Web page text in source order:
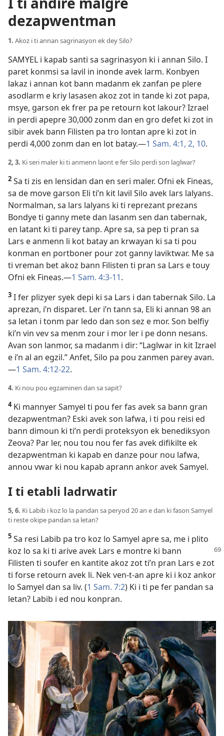
dezapwentman
1. Akoz i ti annan sagrinasyon ek dey Silo?
SAMYEL i kapab santi sa sagrinasyon ki i annan Silo. I
paret konmsi sa lavil in inonde avek larm. Konbyen
lakaz i annan kot bann madanm ek zanfan pe plere
asodlarm e kriy lasasen akoz zot in tande ki zot papa,
msye, garson ek frer pa pe retourn kot lakour? Izrael
in perdi apepre 30,000 zonm dan en gro defet ki zot in
sibir avek bann Filisten pa tro lontan apre ki zot in
perdi 4,000 zonm dan en lot batay.​—1 Sam. 4:1, 2, 10.
2, 3. Ki seri maler ki ti anmenn laont e fer Silo perdi son laglwar?
2 Sa ti zis en lensidan dan en seri maler. Ofni ek Fineas,
sa de move garson Eli ti’n kit lavil Silo avek lars lalyans.
Normalman, sa lars lalyans ki ti reprezant prezans
Bondye ti ganny mete dan lasanm sen dan tabernak,
en latant ki ti parey tanp. Apre sa, sa pep ti pran sa
Lars e anmenn li kot batay an krwayan ki sa ti pou
konman en portboner pour zot ganny laviktwar. Me sa
ti vreman bet akoz bann Filisten ti pran sa Lars e touy
Ofni ek Fineas.​—1 Sam. 4:3-11.
3 I fer plizyer syek depi ki sa Lars i dan tabernak Silo. La
aprezan, i’n disparet. Ler i’n tann sa, Eli ki annan 98 an
sa letan i tonm par ledo dan son sez e mor. Son belfiy
ki’n vin vev sa menm zour i mor ler i pe donn nesans.
Avan son lanmor, sa madanm i dir: “Laglwar in kit Izrael
e i’n al an egzil.” Anfet, Silo pa pou zanmen parey avan.​
—1 Sam. 4:12-22.
4. Ki nou pou egzaminen dan sa sapit?
4Ki mannyer Samyel ti pou fer fas avek sa bann gran
dezapwentman? Eski avek son lafwa, i ti pou reisi ed
bann dimoun ki ti’n perdi proteksyon ek benediksyon
Zeova? Par ler, nou tou nou fer fas avek difikilte ek
dezapwentman ki kapab en danze pour nou lafwa,
annou vwar ki nou kapab aprann ankor avek Samyel.
I ti etabli ladrwatir
5, 6. Ki Labib i koz lo la pandan sa peryod 20 an e dan ki fason Samyel
ti reste okipe pandan sa letan?
5 Sa resi Labib pa tro koz lo Samyel apre sa, me i plito
koz lo sa ki ti arive avek Lars e montre ki bann
Filisten ti soufer en kantite akoz zot ti’n pran Lars e zot
ti forse retourn avek li. Nek ven-t-an apre ki i koz ankor
lo Samyel dan sa liv. (1 Sam. 7:2) Ki i ti pe fer pandan sa
letan? Labib i ed nou konpran.